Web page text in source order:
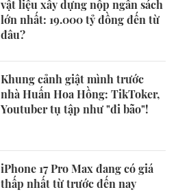
vật liệu xây dựng nộp ngân sách
lớn nhất: 19.000 tỷ đồng đến từ
đâu?
Khung cảnh giật mình trước
nhà Huấn Hoa Hồng: TikToker,
Youtuber tụ tập như "đi bão"!
iPhone 17 Pro Max đang có giá
thấp nhất từ trước đến nay